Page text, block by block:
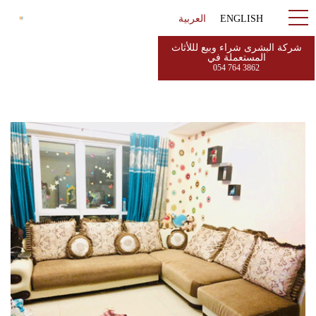
العربية ENGLISH
شركة البشرى شراء وبيع لللأثاث
المستعملة في
054 764 3862